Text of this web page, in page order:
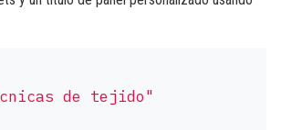
de tejido"